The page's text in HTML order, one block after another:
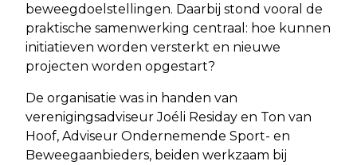
beweegdoelstellingen. Daarbij stond vooral de
praktische samenwerking centraal: hoe kunnen
initiatieven worden versterkt en nieuwe
projecten worden opgestart?
De organisatie was in handen van
verenigingsadviseur Joéli Residay en Ton van
Hoof, Adviseur Ondernemende Sport- en
Beweegaanbieders, beiden werkzaam bij